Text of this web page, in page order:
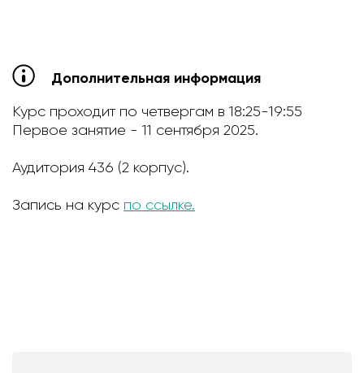
Дополнительная информация
Курс проходит по четвергам в 18:25-19:55
Первое занятие - 11 сентября 2025.
Аудитория 436 (2 корпус).
Запись на курс по ссылке.